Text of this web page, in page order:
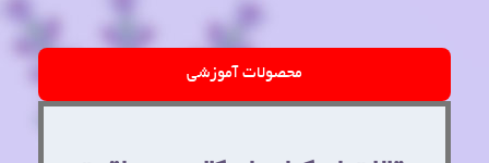
محصولات آموزشی